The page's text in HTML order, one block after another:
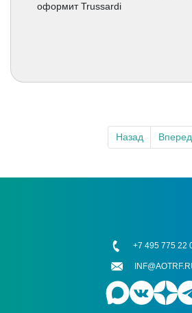
оформит Trussardi
Назад Вперед
+7 495 775 22